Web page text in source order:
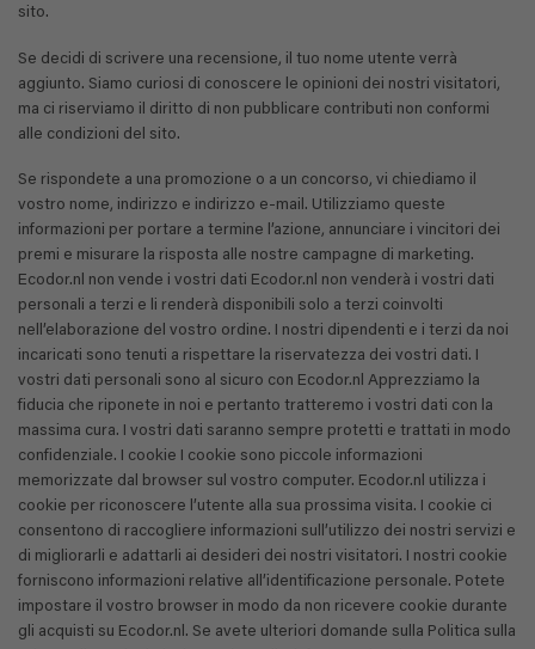
sito.
Se decidi di scrivere una recensione, il tuo nome utente verrà
aggiunto. Siamo curiosi di conoscere le opinioni dei nostri visitatori,
ma ci riserviamo il diritto di non pubblicare contributi non conformi
alle condizioni del sito.
Se rispondete a una promozione o a un concorso, vi chiediamo il
vostro nome, indirizzo e indirizzo e-mail. Utilizziamo queste
informazioni per portare a termine l’azione, annunciare i vincitori dei
premi e misurare la risposta alle nostre campagne di marketing.
Ecodor.nl non vende i vostri dati Ecodor.nl non venderà i vostri dati
personali a terzi e li renderà disponibili solo a terzi coinvolti
nell’elaborazione del vostro ordine. I nostri dipendenti e i terzi da noi
incaricati sono tenuti a rispettare la riservatezza dei vostri dati. I
vostri dati personali sono al sicuro con Ecodor.nl Apprezziamo la
fiducia che riponete in noi e pertanto tratteremo i vostri dati con la
massima cura. I vostri dati saranno sempre protetti e trattati in modo
confidenziale. I cookie I cookie sono piccole informazioni
memorizzate dal browser sul vostro computer. Ecodor.nl utilizza i
cookie per riconoscere l’utente alla sua prossima visita. I cookie ci
consentono di raccogliere informazioni sull’utilizzo dei nostri servizi e
di migliorarli e adattarli ai desideri dei nostri visitatori. I nostri cookie
forniscono informazioni relative all’identificazione personale. Potete
impostare il vostro browser in modo da non ricevere cookie durante
gli acquisti su Ecodor.nl. Se avete ulteriori domande sulla Politica sulla